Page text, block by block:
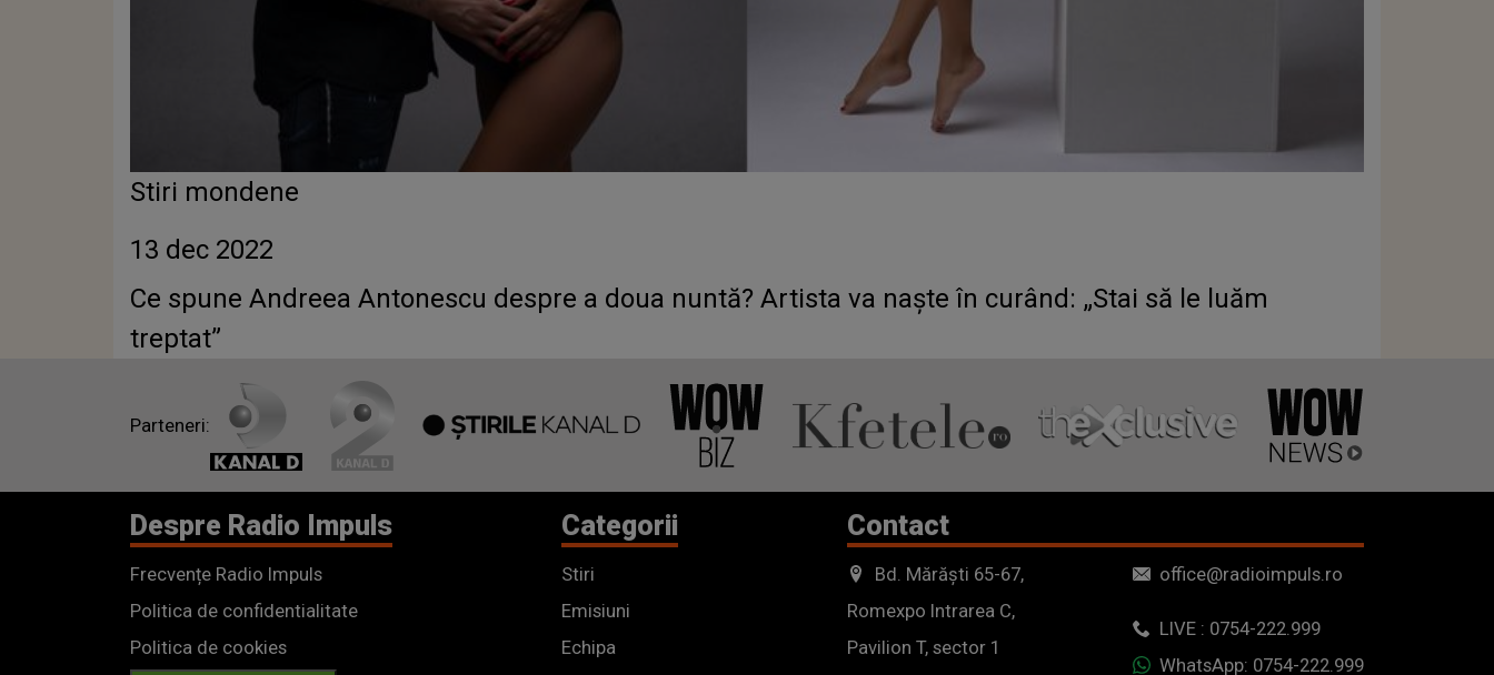
Stiri mondene
13 dec 2022
Ce spune Andreea Antonescu despre a doua nuntă? Artista va naște în curând: „Stai să le luăm
treptat”
Parteneri:
Despre Radio Impuls
Frecvențe Radio Impuls
Politica de confidentialitate
Politica de cookies
Categorii
Stiri
Emisiuni
Echipa
Contact
Bd. Mărăști 65-67,
Romexpo Intrarea C,
Pavilion T, sector 1
office@radioimpuls.ro
LIVE : 0754-222.999
WhatsApp: 0754-222.999